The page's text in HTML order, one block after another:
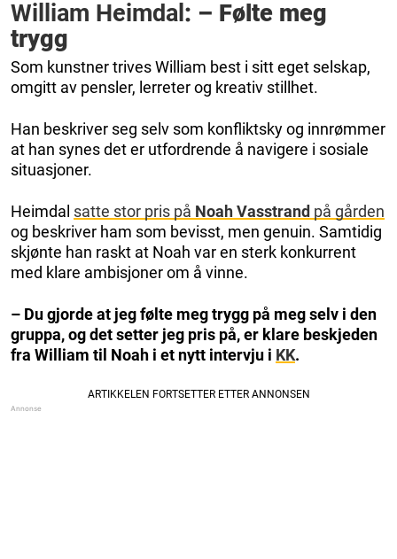
William Heimdal : – Følte meg
trygg
Som kunstner trives William best i sitt eget selskap,
omgitt av pensler, lerreter og kreativ stillhet.
Han beskriver seg selv som konfliktsky og innrømmer
at han synes det er utfordrende å navigere i sosiale
situasjoner.
Heimdal satte stor pris på Noah Vasstrand på gården
og beskriver ham som bevisst, men genuin. Samtidig
skjønte han raskt at Noah var en sterk konkurrent
med klare ambisjoner om å vinne.
– Du gjorde at jeg følte meg trygg på meg selv i den
gruppa, og det setter jeg pris på, er klare beskjeden
fra William til Noah i et nytt intervju i KK.